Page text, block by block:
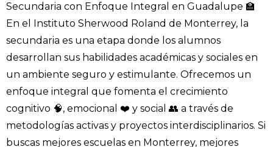
Secundaria con Enfoque Integral en Guadalupe 🏫
En el Instituto Sherwood Roland de Monterrey, la
secundaria es una etapa donde los alumnos
desarrollan sus habilidades académicas y sociales en
un ambiente seguro y estimulante. Ofrecemos un
enfoque integral que fomenta el crecimiento
cognitivo 🧠, emocional ❤️ y social 👥 a través de
metodologías activas y proyectos interdisciplinarios. Si
buscas mejores escuelas en Monterrey, mejores